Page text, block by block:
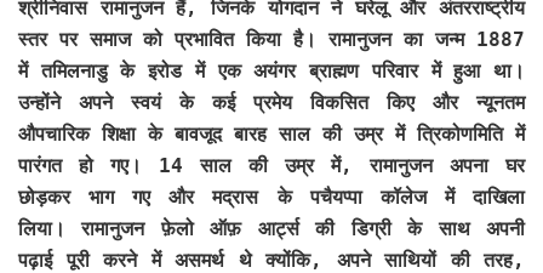
श्रीनिवास रामानुजन हैं, जिनके योगदान ने घरेलू और अंतरराष्ट्रीय
स्तर पर समाज को प्रभावित किया है। रामानुजन का जन्म 1887
में तमिलनाडु के इरोड में एक अयंगर ब्राह्मण परिवार में हुआ था।
उन्होंने अपने स्वयं के कई प्रमेय विकसित किए और न्यूनतम
औपचारिक शिक्षा के बावजूद बारह साल की उम्र में त्रिकोणमिति में
पारंगत हो गए। 14 साल की उम्र में, रामानुजन अपना घर
छोड़कर भाग गए और मद्रास के पचैयप्पा कॉलेज में दाखिला
लिया। रामानुजन फ़ेलो ऑफ़ आर्ट्स की डिग्री के साथ अपनी
पढ़ाई पूरी करने में असमर्थ थे क्योंकि, अपने साथियों की तरह,